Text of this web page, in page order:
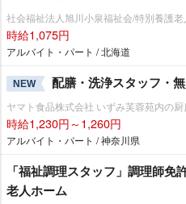
社会福祉法人旭川小泉福祉会/特別養護
時給1,075円
アルバイト・パート / 北海道
NEW 配膳・洗浄スタッフ・
ヤマト食品株式会社 いずみ芙蓉苑内の厨
時給1,230円～1,260円
アルバイト・パート / 神奈川県
「福祉調理スタッフ」調理師
老人ホーム